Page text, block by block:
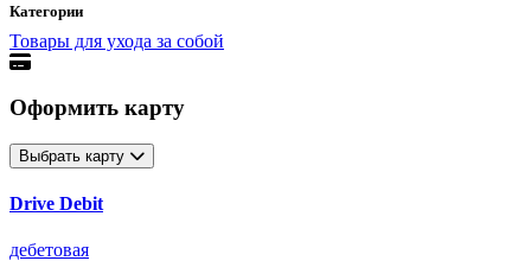
Категории
Товары для ухода за собой
Оформить карту
Выбрать карту
Drive Debit
дебетовая